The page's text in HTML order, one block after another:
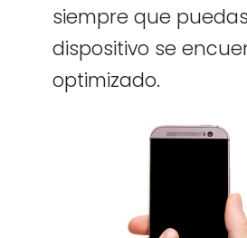
siempre que
dispositivo se
optimizado.